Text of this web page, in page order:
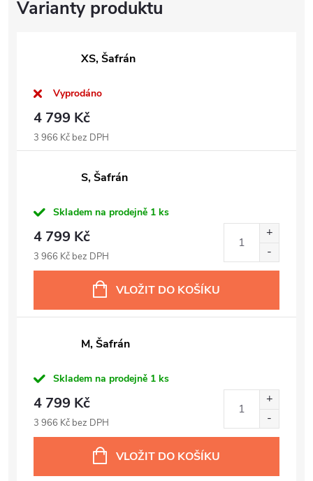
XS, Šafrán
Vyprodáno
4 799 Kč
3 966 Kč bez DPH
S, Šafrán
Skladem na prodejně 1 ks
4 799 Kč
3 966 Kč bez DPH
VLOŽIT DO KOŠÍKU
M, Šafrán
Skladem na prodejně 1 ks
4 799 Kč
3 966 Kč bez DPH
VLOŽIT DO KOŠÍKU